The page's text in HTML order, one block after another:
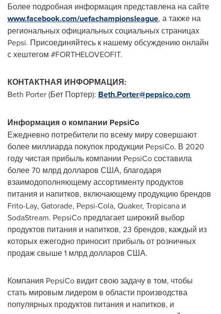
Более подробная информация представлена на сайте
www.facebook.com/uefachampionsleague, а также на
региональных официальных социальных страницах
Pepsi. Присоединяйтесь к нашему обсуждению онлайн
с хештегом #FORTHELOVEOFIT.
КОНТАКТНАЯ ИНФОРМАЦИЯ:
Beth Porter(Бет Портер): Beth.Porter@pepsico.com
Информация о компании PepsiCo
Ежедневно потребители по всему миру совершают
более миллиарда покупок продукции PepsiCo. В 2020
году чистая прибыль компании PepsiCo составила
более 70 млрд долларов США, благодаря
взаимодополняющему ассортименту продуктов
питания и напитков, включающему продукцию брендов
Frito-Lay, Gatorade, Pepsi-Cola, Quaker, Tropicana и
SodaStream. PepsiCo предлагает широкий выбор
продуктов питания и напитков, 23 брендов, каждый из
которых ежегодно приносит прибыль от розничных
продаж свыше 1 млрд долларов США.
Компания PepsiCo видит свою задачу в том, чтобы
стать мировым лидером в области производства
популярных продуктов питания и напитков, и